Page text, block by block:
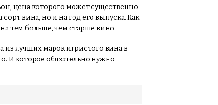
цена которого может существенно
вина, но и на год его выпуска. Как
тем больше, чем старше вино.
лучших марок игристого вина в
И которое обязательно нужно